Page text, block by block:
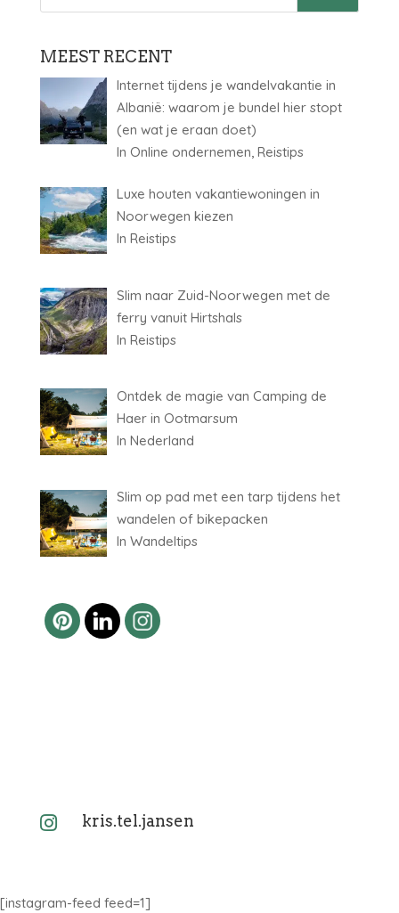
MEEST RECENT
Internet tijdens je wandelvakantie in
Albanië: waarom je bundel hier stopt
(en wat je eraan doet)
In Online ondernemen, Reistips
Luxe houten vakantiewoningen in
Noorwegen kiezen
In Reistips
Slim naar Zuid-Noorwegen met de
ferry vanuit Hirtshals
In Reistips
Ontdek de magie van Camping de
Haer in Ootmarsum
In Nederland
Slim op pad met een tarp tijdens het
wandelen of bikepacken
In Wandeltips
 kris.tel.jansen
[instagram-feed feed=1]